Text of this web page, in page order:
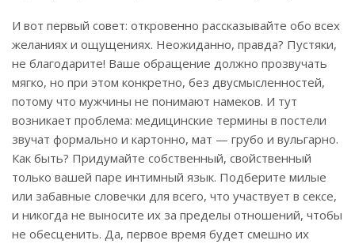
И вот первый совет: откровенно рассказывайте обо всех
желаниях и ощущениях. Неожиданно, правда? Пустяки,
не благодарите! Ваше обращение должно прозвучать
мягко, но при этом конкретно, без двусмысленностей,
потому что мужчины не понимают намеков. И тут
возникает проблема: медицинские термины в постели
звучат формально и картонно, мат — грубо и вульгарно.
Как быть? Придумайте собственный, свойственный
только вашей паре интимный язык. Подберите милые
или забавные словечки для всего, что участвует в сексе,
и никогда не выносите их за пределы отношений, чтобы
не обесценить. Да, первое время будет смешно их